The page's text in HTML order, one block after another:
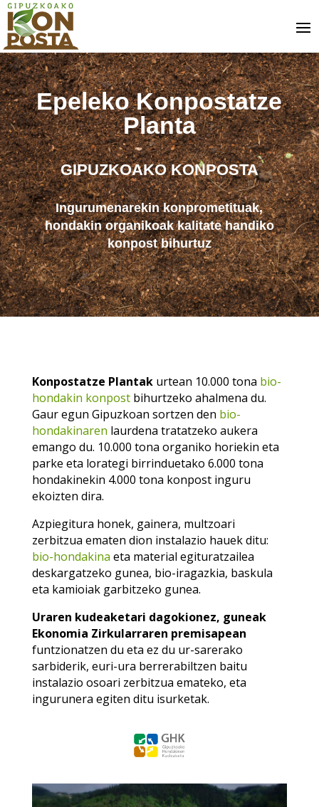
Epeleko Konpostatze
Planta
GIPUZKOAKO KONPOSTA
Ingurumenarekin konprometituak,
hondakin organikoak kalitate handiko
konpost bihurtuz
Konpostatze Plantak urtean 10.000 tona bio-
hondakin konpostbihurtzeko ahalmena du.
Gaur egun Gipuzkoan sortzen den bio-
hondakinaren laurdena tratatzeko aukera
emango du. 10.000 tona organiko horiekin eta
parke eta lorategi birrinduetako 6.000 tona
hondakinekin 4.000 tona konpost inguru
ekoizten dira.
Azpiegitura honek, gainera, multzoari
zerbitzua ematen dion instalazio hauek ditu:
bio-hondakina eta material egituratzailea
deskargatzeko gunea, bio-iragazkia, baskula
eta kamioiak garbitzeko gunea.
Uraren kudeaketari dagokionez, guneak
Ekonomia Zirkularraren premisapean
funtzionatzen du eta ez du ur-sarerako
sarbiderik, euri-ura berrerabiltzen baitu
instalazio osoari zerbitzua emateko, eta
ingurunera egiten ditu isurketak.